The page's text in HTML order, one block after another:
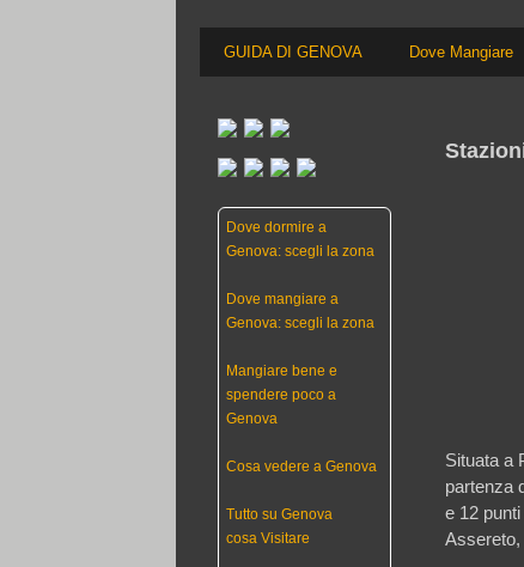
GUIDA DI GENOVA Dove Mangiare
Situata a
partenza
e 12
Assereto,
Dove dormire a
Genova: scegli la zona
Dove mangiare a
Genova: scegli la zona
Mangiare bene e
spendere poco a
Genova
Cosa vedere a Genova
Tutto su Genova
cosa Visitare